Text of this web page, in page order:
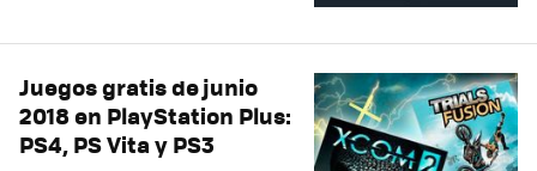
Juegos gratis de junio
2018 en PlayStation Plus:
PS4, PS Vita y PS3